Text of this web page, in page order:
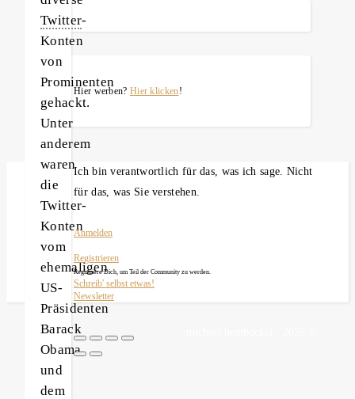
Twitter-
Konten
von
Prominenten
gehackt.
Unter
anderem
waren
die
Twitter-
Konten
vom
ehemaligen
US-
Präsidenten
Barack
Obama
und
dem
Hier werben? Hier klicken!
Ich bin verantwortlich für das, was ich sage. Nicht
für das, was Sie verstehen.
Anmelden
Registrieren
Registriere Dich, um Teil der Community zu werden.
Schreib' selbst etwas!
Newsletter